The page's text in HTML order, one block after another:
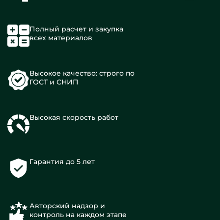
Полный расчет и закупка
всех материалов
Высокое качество: строго по
ГОСТ и СНИП
Высокая скорость работ
Гарантия до 5 лет
Авторский надзор и
контроль на каждом этапе